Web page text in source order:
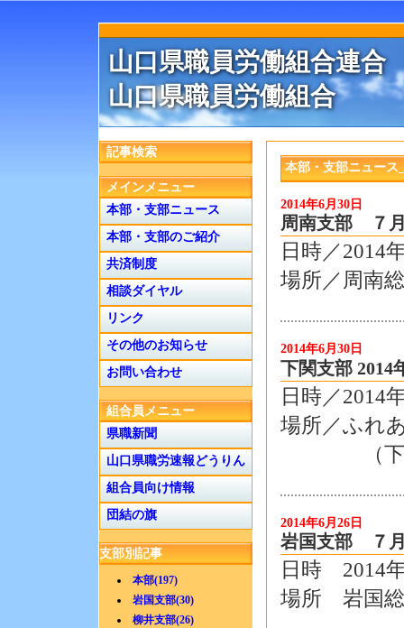
山口県職員労働組合連合
山口県職員労働組合
記事検索
メインメニュー
本部・支部ニュース
本部・支部のご紹介
共済制度
相談ダイヤル
リンク
その他のお知らせ
お問い合わせ
組合員メニュー
県職新聞
山口県職労速報どうりん
組合員向け情報
団結の旗
支部別記事
本部(197)
岩国支部(30)
柳井支部(26)
本部・支部ニュース
2014年6月30日
周南支部 ７月
日時／2014
場所／周南
2014年6月30日
下関支部 2014
日時／2014
場所／ふれ
（下関市
2014年6月26日
岩国支部 ７月
日時 2014
場所 岩国